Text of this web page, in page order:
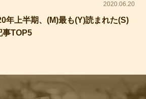
2020.06.20
年上半期、(M)最も(Y)読まれた(S)
事TOP5